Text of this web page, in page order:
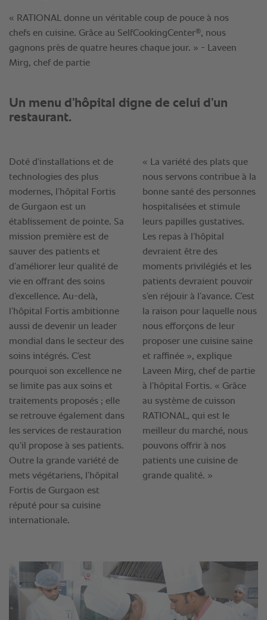
« RATIONAL donne un véritable coup de pouce à nos
chefs en cuisine. Grâce au SelfCookingCenter®, nous
gagnons près de quatre heures chaque jour. » - Laveen
Mirg, chef de partie